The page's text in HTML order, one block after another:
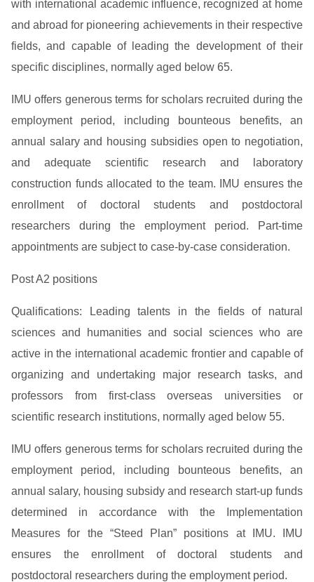
with international academic influence, recognized at home
and abroad for pioneering achievements in their respective
fields, and capable of leading the development of their
specific disciplines, normally aged below 65.
IMU offers generous terms for scholars recruited during the
employment period, including bounteous benefits, an
annual salary and housing subsidies open to negotiation,
and adequate scientific research and laboratory
construction funds allocated to the team. IMU ensures the
enrollment of doctoral students and postdoctoral
researchers during the employment period. Part-time
appointments are subject to case-by-case consideration.
Post A2 positions
Qualifications: Leading talents in the fields of natural
sciences and humanities and social sciences who are
active in the international academic frontier and capable of
organizing and undertaking major research tasks, and
professors from first-class overseas universities or
scientific research institutions, normally aged below 55.
IMU offers generous terms for scholars recruited during the
employment period, including bounteous benefits, an
annual salary, housing subsidy and research start-up funds
determined in accordance with the Implementation
Measures for the “Steed Plan” positions at IMU. IMU
ensures the enrollment of doctoral students and
postdoctoral researchers during the employment period.